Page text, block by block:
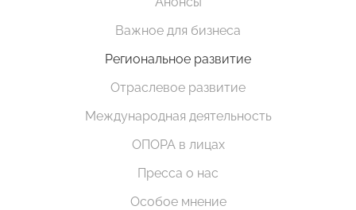
Важное для бизнеса
Региональное развитие
Отраслевое развитие
Международная деятельность
ОПОРА в лицах
Пресса о нас
Особое мнение